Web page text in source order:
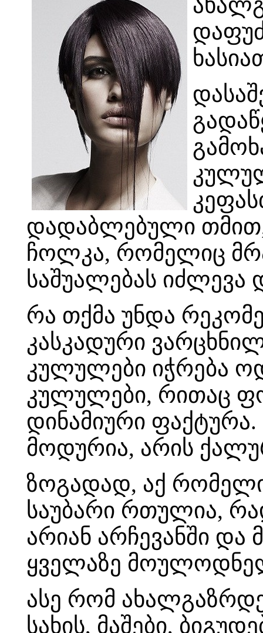
დადაბლებული თმით,
ჩოლკა, რომელიც
საშუალებას იძლევა
რა თქმა უნდა
კასკადური
კულულები იჭრება
კულულები, რითაც
დინამიური
მოდურია, არის
ზოგადად, აქ
საუბარი რთულია,
არიან არჩევანში
ყველაზე
ასე რომ
სახის, მაშები,